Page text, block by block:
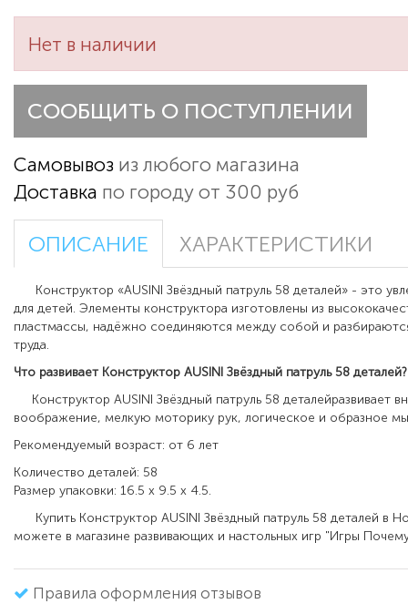
Нет в наличии
СООБЩИТЬ О ПОСТУПЛЕНИИ
Самовывоз из любого магазина
Доставка по городу от 300 руб
ОПИСАНИЕ ХАРАКТЕРИСТИКИ
Конструктор «AUSINI Звёздный патруль 58 деталей» - это
для детей. Элементы конструктора изготовлены из
пластмассы, надёжно соединяются между собой и
труда.
Что развивает Конструктор AUSINI Звёздный патруль 58 деталей?
Конструктор AUSINI Звёздный патруль 58 деталейразвивает
воображение, мелкую моторику рук, логическое и образное
Рекомендуемый возраст: от 6 лет
Количество деталей: 58
Размер упаковки: 16.5 x 9.5 x 4.5.
Купить Конструктор AUSINI Звёздный патруль 58 деталей в
можете в магазине развивающих и настольных игр "Игры
Правила оформления отзывов